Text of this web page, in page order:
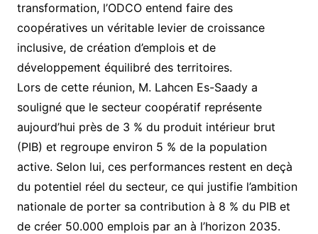
transformation, l’ODCO entend faire des
coopératives un véritable levier de croissance
inclusive, de création d’emplois et de
développement équilibré des territoires.
Lors de cette réunion, M. Lahcen Es-Saady a
souligné que le secteur coopératif représente
aujourd’hui près de 3 % du produit intérieur brut
(PIB) et regroupe environ 5 % de la population
active. Selon lui, ces performances restent en deçà
du potentiel réel du secteur, ce qui justifie l’ambition
nationale de porter sa contribution à 8 % du PIB et
de créer 50.000 emplois par an à l’horizon 2035.